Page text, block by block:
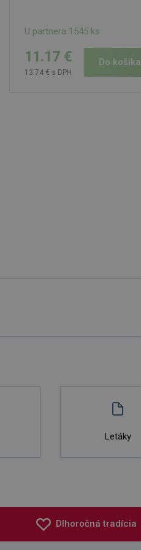
U partnera 1545 ks
11.17 €
13.74 € s DPH
Do košíka
Letáky
Dlhoročná tradícia